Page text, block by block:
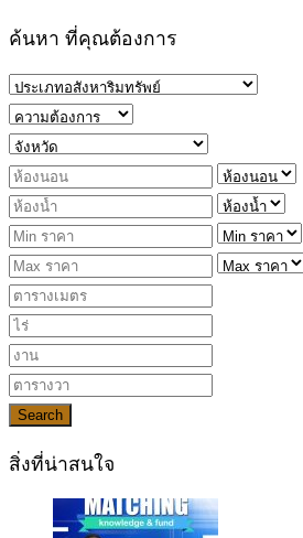
ค้นหา ที่คุณต้องการ
Search
สิ่งที่น่าสนใจ